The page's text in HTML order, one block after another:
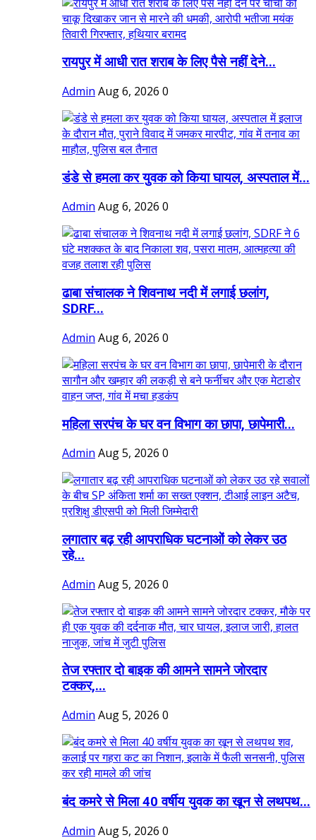
रायपुर में आधी रात शराब के लिए पैसे नहीं देने...
Admin Aug 6, 2026 0
डंडे से हमला कर युवक को किया घायल, अस्पताल में...
Admin Aug 6, 2026 0
ढाबा संचालक ने शिवनाथ नदी में लगाई छलांग,
SDRF...
Admin Aug 6, 2026 0
महिला सरपंच के घर वन विभाग का छापा, छापेमारी...
Admin Aug 5, 2026 0
लगातार बढ़ रही आपराधिक घटनाओं को लेकर उठ
रहे...
Admin Aug 5, 2026 0
तेज रफ्तार दो बाइक की आमने सामने जोरदार
टक्कर,...
Admin Aug 5, 2026 0
बंद कमरे से मिला 40 वर्षीय युवक का खून से लथपथ...
Admin Aug 5, 2026 0